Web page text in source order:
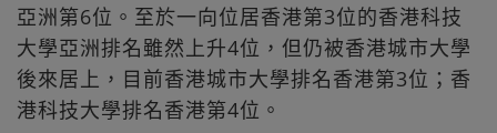
亞洲第6位。至於一向位居香港第3位的香港科技
大學亞洲排名雖然上升4位，但仍被香港城市大學
後來居上，目前香港城市大學排名香港第3位；香
港科技大學排名香港第4位。